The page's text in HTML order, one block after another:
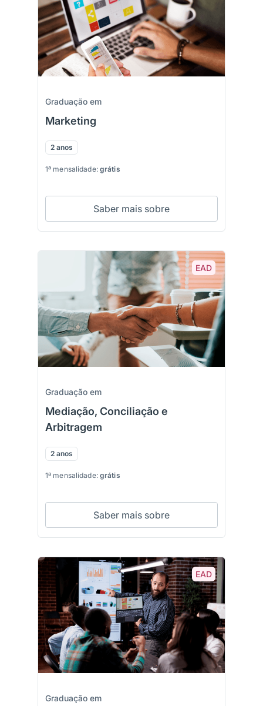
Graduação em
Marketing
2 anos
1ª mensalidade: grátis
Saber mais sobre
EAD
Graduação em
Mediação, Conciliação e
Arbitragem
2 anos
1ª mensalidade: grátis
Saber mais sobre
EAD
Graduação em